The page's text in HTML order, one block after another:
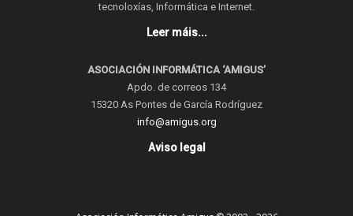
tecnoloxías, Informática e Internet.
Leer máis...
ASOCIACIÓN INFORMÁTICA ‘AMIGUS’
Apdo. de correos 134
15320 As Pontes de García Rodríguez
info@amigus.org
Aviso legal